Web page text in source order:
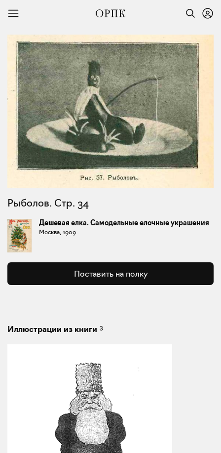
Рыболов. Стр. 34
Дешевая елка. Самодельные елочные украшения
Москва, 1909
Поставить на полку
Иллюстрации из книги 3